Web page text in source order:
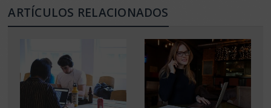
ARTÍCULOS RELACIONADOS